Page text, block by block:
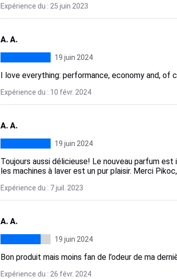
Expérience du : 25 juin 2023
A. A.
19 juin 2024
I love everything: performance, economy and, of
Expérience du : 10 févr. 2024
A. A.
19 juin 2024
Toujours aussi délicieuse! Le nouveau parfum
les machines à laver est un pur plaisir. Merci
Expérience du : 7 juil. 2023
A. A.
19 juin 2024
Bon produit mais moins fan de l’odeur de ma
Expérience du : 26 févr. 2024